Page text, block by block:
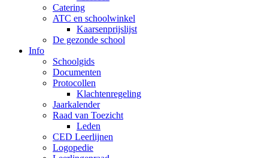
Catering
ATC en schoolwinkel
Kaarsenprijslijst
De gezonde school
Info
Schoolgids
Documenten
Protocollen
Klachtenregeling
Jaarkalender
Raad van Toezicht
Leden
CED Leerlijnen
Logopedie